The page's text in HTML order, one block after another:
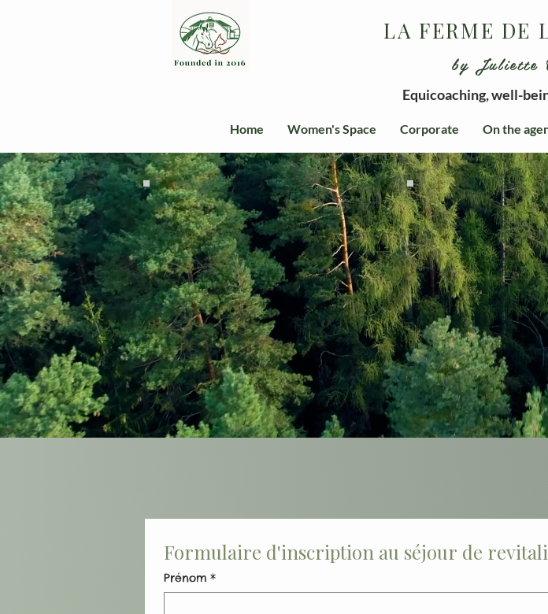
LA FERME DE
by Juliette
Equicoaching, well-
Home Women's Space Corporate On the
Formulaire d'inscription au séjour de
Prénom *